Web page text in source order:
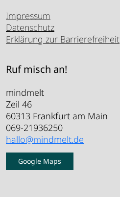
Impressum
Datenschutz
Erklärung zur Barrierefreiheit
Ruf misch an!
mindmelt
Zeil 46
60313 Frankfurt am Main
069-21936250
hallo@mindmelt.de
Google Maps